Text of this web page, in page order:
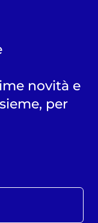
novità e
per